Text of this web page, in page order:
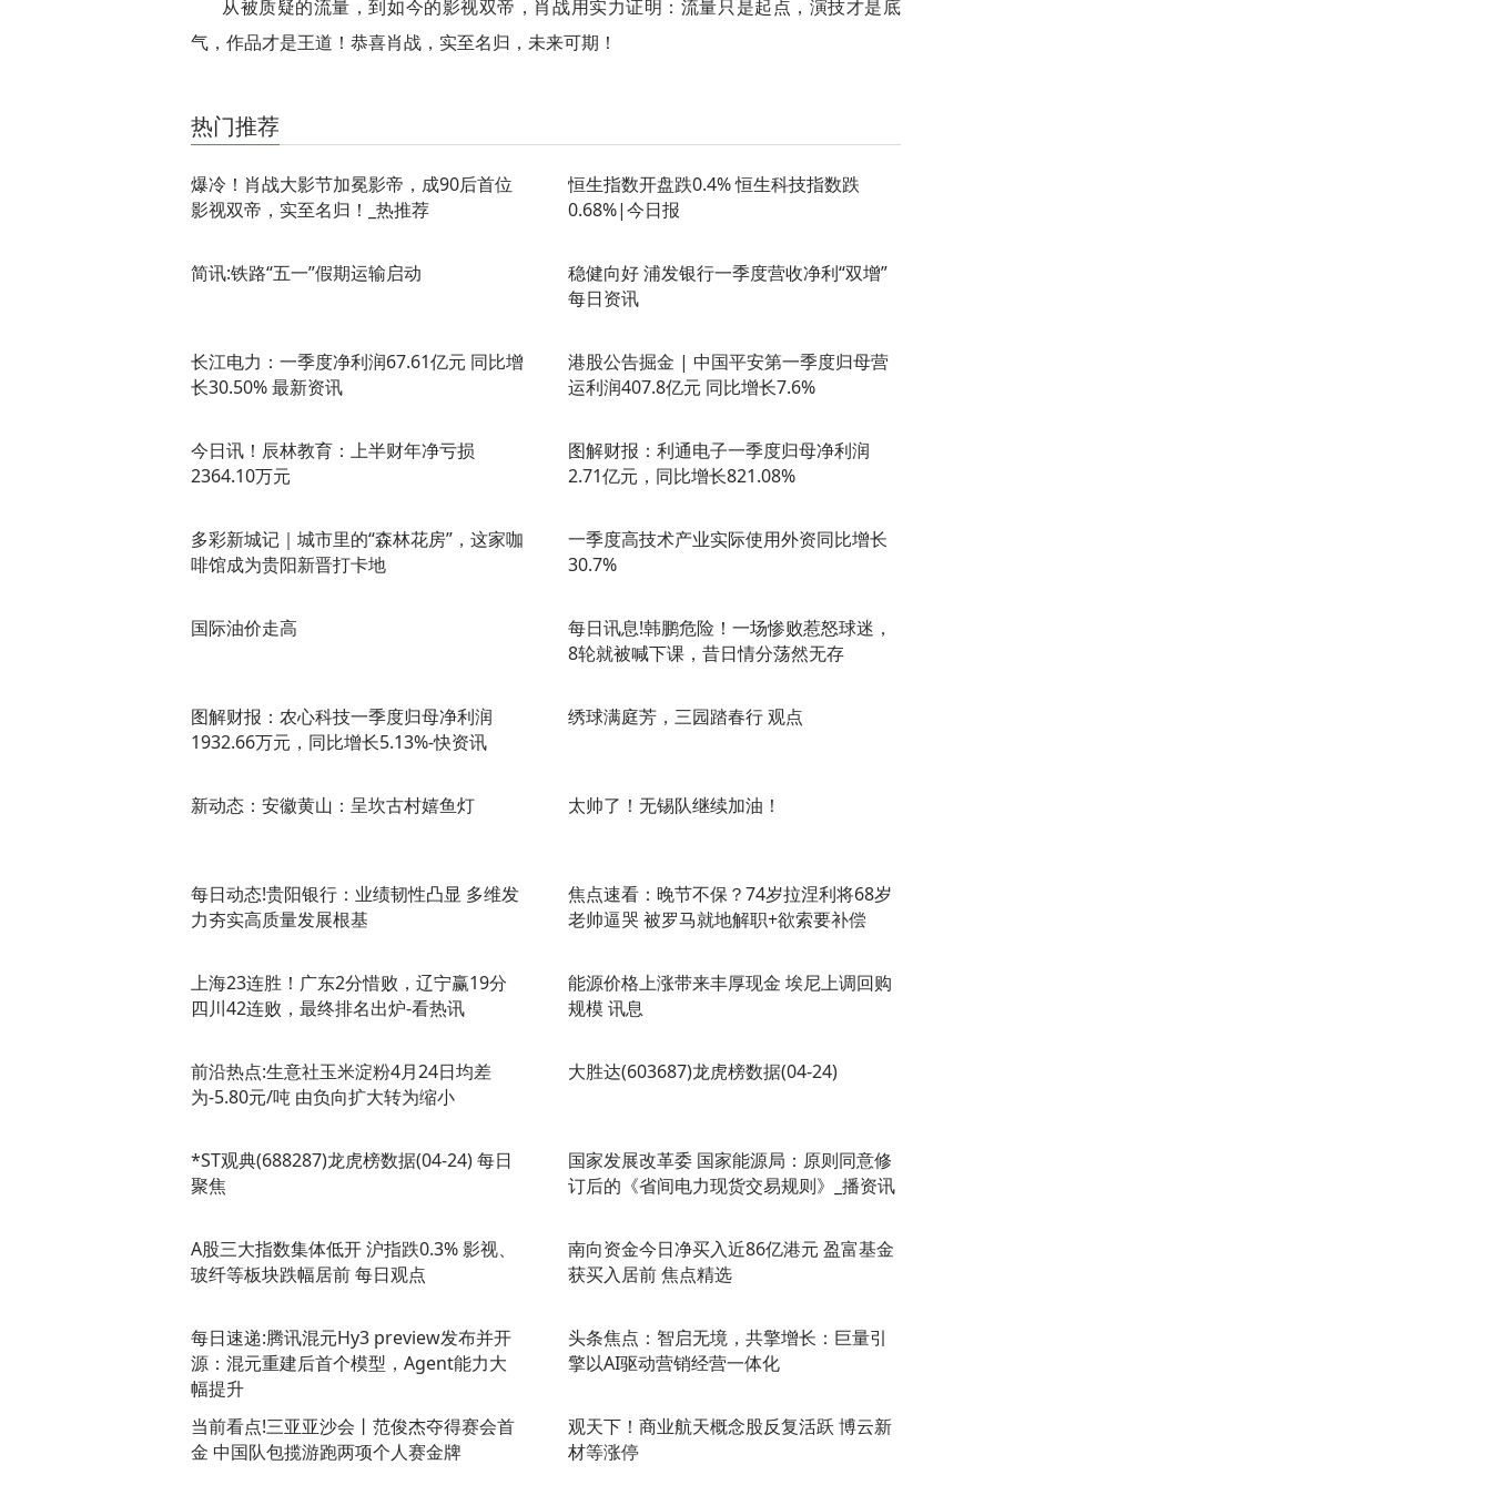
从被质疑的流量，到如今的影视双帝，肖战用实力证明：流量只是起点，演技才是底
气，作品才是王道！恭喜肖战，实至名归，未来可期！
热门推荐
爆冷！肖战大影节加冕影帝，成90后首位
影视双帝，实至名归！_热推荐
恒生指数开盘跌0.4% 恒生科技指数跌
0.68%|今日报
简讯:铁路“五一”假期运输启动
稳健向好 浦发银行一季度营收净利“双增”
每日资讯
长江电力：一季度净利润67.61亿元 同比增
长30.50% 最新资讯
港股公告掘金 | 中国平安第一季度归母营
运利润407.8亿元 同比增长7.6%
今日讯！辰林教育：上半财年净亏损
2364.10万元
图解财报：利通电子一季度归母净利润
2.71亿元，同比增长821.08%
多彩新城记｜城市里的“森林花房”，这家咖
啡馆成为贵阳新晋打卡地
一季度高技术产业实际使用外资同比增长
30.7%
国际油价走高
每日讯息!韩鹏危险！一场惨败惹怒球迷，
8轮就被喊下课，昔日情分荡然无存
图解财报：农心科技一季度归母净利润
1932.66万元，同比增长5.13%-快资讯
绣球满庭芳，三园踏春行 观点
新动态：安徽黄山：呈坎古村嬉鱼灯 太帅了！无锡队继续加油！
每日动态!贵阳银行：业绩韧性凸显 多维发
力夯实高质量发展根基
焦点速看：晚节不保？74岁拉涅利将68岁
老帅逼哭 被罗马就地解职+欲索要补偿
上海23连胜！广东2分惜败，辽宁赢19分
四川42连败，最终排名出炉-看热讯
能源价格上涨带来丰厚现金 埃尼上调回购
规模 讯息
前沿热点:生意社玉米淀粉4月24日均差
为-5.80元/吨 由负向扩大转为缩小
大胜达(603687)龙虎榜数据(04-24)
*ST观典(688287)龙虎榜数据(04-24) 每日
聚焦
国家发展改革委 国家能源局：原则同意修
订后的《省间电力现货交易规则》_播资讯
A股三大指数集体低开 沪指跌0.3% 影视、
玻纤等板块跌幅居前 每日观点
南向资金今日净买入近86亿港元 盈富基金
获买入居前 焦点精选
每日速递:腾讯混元Hy3 preview发布并开
源：混元重建后首个模型，Agent能力大
幅提升
头条焦点：智启无境，共擎增长：巨量引
擎以AI驱动营销经营一体化
当前看点!三亚亚沙会丨范俊杰夺得赛会首
金 中国队包揽游跑两项个人赛金牌
观天下！商业航天概念股反复活跃 博云新
材等涨停